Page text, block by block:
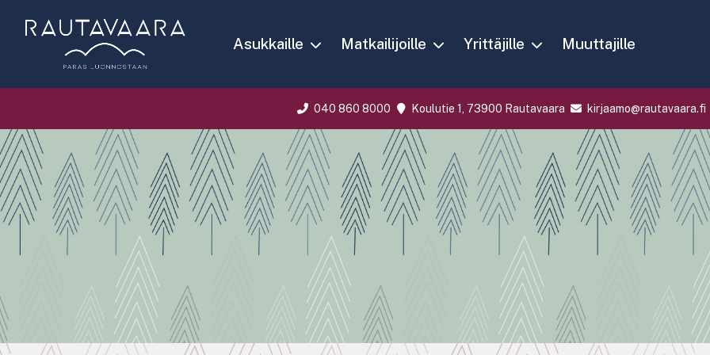
Asukkaille Matkailijoille Yrittäjille Muuttajille
040 860 8000 Koulutie 1, 73900 Rautavaara kirjaamo@rautavaara.fi